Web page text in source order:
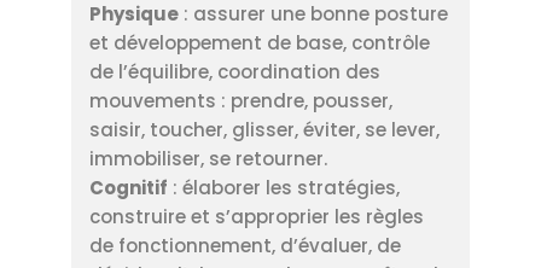
Physique : assurer une bonne posture
et développement de base, contrôle
de l’équilibre, coordination des
mouvements : prendre, pousser,
saisir, toucher, glisser, éviter, se lever,
immobiliser, se retourner.
Cognitif : élaborer les stratégies,
construire et s’approprier les règles
de fonctionnement, d’évaluer, de